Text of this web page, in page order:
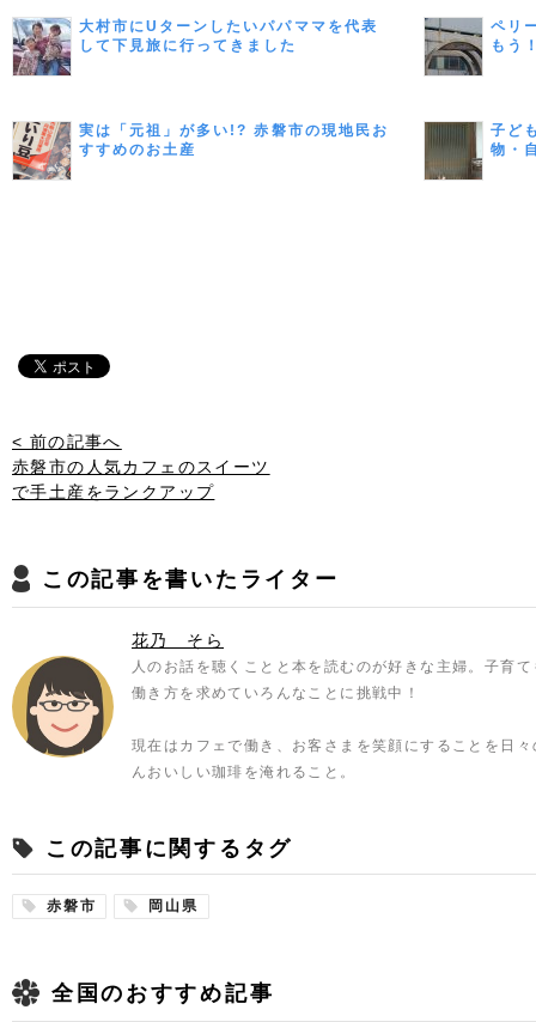
大村市にUターンしたいパパママを代表
して下見旅に行ってきました
ペリ
もう
実は「元祖」が多い!? 赤磐市の現地民お
すすめのお土産
子ど
物・
< 前の記事へ
赤磐市の人気カフェのスイーツ
で手土産をランクアップ
この記事を書いたライター
花乃 そら
人のお話を聴くことと本を読むのが好きな主婦。子育
働き方を求めていろんなことに挑戦中！
現在はカフェで働き、お客さまを笑顔にすることを日
んおいしい珈琲を淹れること。
この記事に関するタグ
赤磐市 岡山県
全国のおすすめ記事